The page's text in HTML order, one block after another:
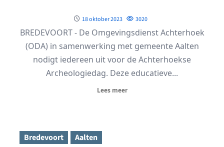
18 oktober 2023 3020
BREDEVOORT - De Omgevingsdienst Achterhoek
(ODA) in samenwerking met gemeente Aalten
nodigt iedereen uit voor de Achterhoekse
Archeologiedag. Deze educatieve...
Lees meer
Bredevoort Aalten